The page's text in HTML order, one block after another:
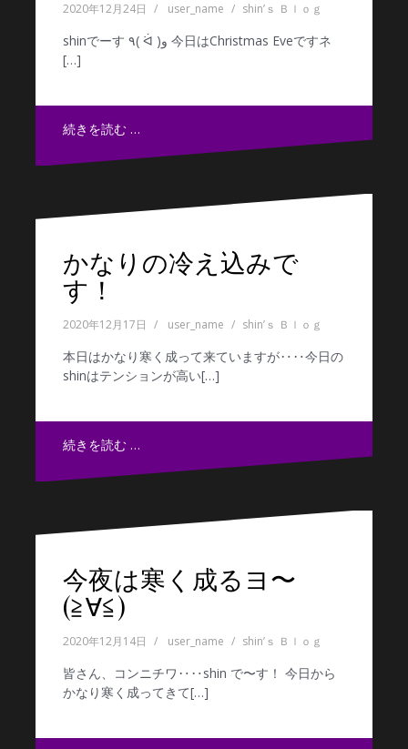
2020年12月24日 user_name shin’ｓ Ｂｌｏｇ
shinでーす ٩( ᐛ )و 今日はChristmas Eveですネ
[…]
続きを読む …
かなりの冷え込みで
す！
2020年12月17日 user_name shin’ｓ Ｂｌｏｇ
本日はかなり寒く成って来ていますが‥‥今日の
shinはテンションが高い[…]
続きを読む …
今夜は寒く成るヨ〜
(≧∀≦)
2020年12月14日 user_name shin’ｓ Ｂｌｏｇ
皆さん、コンニチワ‥‥shin で〜す！ 今日から
かなり寒く成ってきて[…]